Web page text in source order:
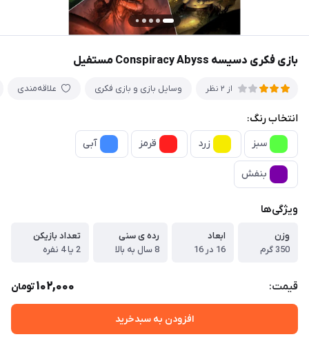
بازی فکری دسیسه Conspiracy Abyss مستفیل
از 2 نظر وسایل بازی و بازی فکری علاقه‌مندی
انتخاب رنگ:
سبز زرد قرمز آبی
بنفش
ویژگی‌ها
وزن
350 گرم
ابعاد
16 در 16
رده ی سنی
8 سال به بالا
تعداد بازیکن
2 یا 4 نفره
قیمت: 102,000تومان
افزودن به سبدخرید